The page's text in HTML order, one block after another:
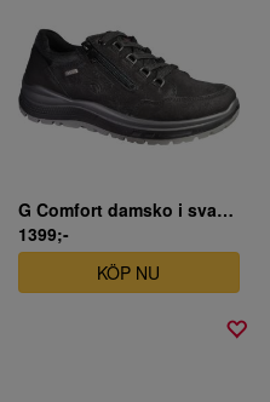
G Comfort damsko i svart nubuck
1399;-
KÖP NU